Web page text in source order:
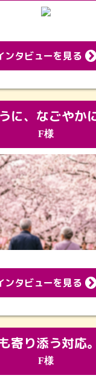
ンタビューを見る
F様
ンタビューを見る
F様